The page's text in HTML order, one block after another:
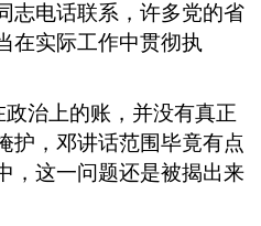
志电话联系，许多党的省
在实际工作中贯彻执
政治上的账，并没有真正
护，邓讲话范围毕竟有点
，这一问题还是被揭出来